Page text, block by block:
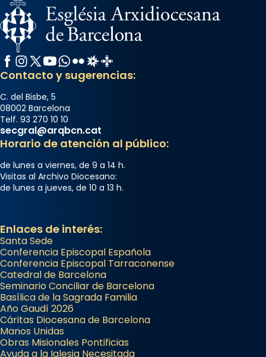
Facebook
Instagram
X / Twitter
YouTube
WhatsApp
FlickrRadio Estel
Catalunya Cristiana
Contacto y sugerencias:
C. del Bisbe, 5
08002 Barcelona
Telf. 93 270 10 10
secgral@arqbcn.cat
Horario de atención al público:
de lunes a viernes, de 9 a 14 h.
Visitas al Archivo Diocesano:
de lunes a jueves, de 10 a 13 h.
Enlaces de interés:
Santa Sede
Conferencia Episcopal Española
Conferencia Episcopal Tarraconense
Catedral de Barcelona
Seminario Conciliar de Barcelona
Basílica de la Sagrada Familia
Año Gaudí 2026
Cáritas Diocesana de Barcelona
Manos Unidas
Obras Misionales Pontificias
Ayuda a la Iglesia Necesitada